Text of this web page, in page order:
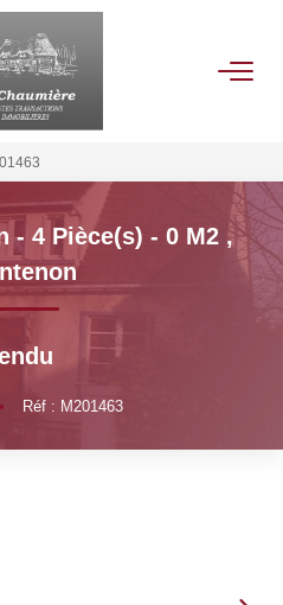
VENDUS
- 4 Pièce(s) - 0 M2 ,
• Réf : M201463